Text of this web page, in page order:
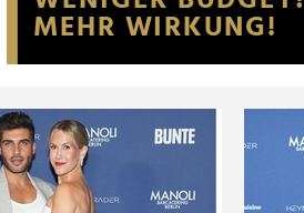
möglicherweise mit
der Dienste